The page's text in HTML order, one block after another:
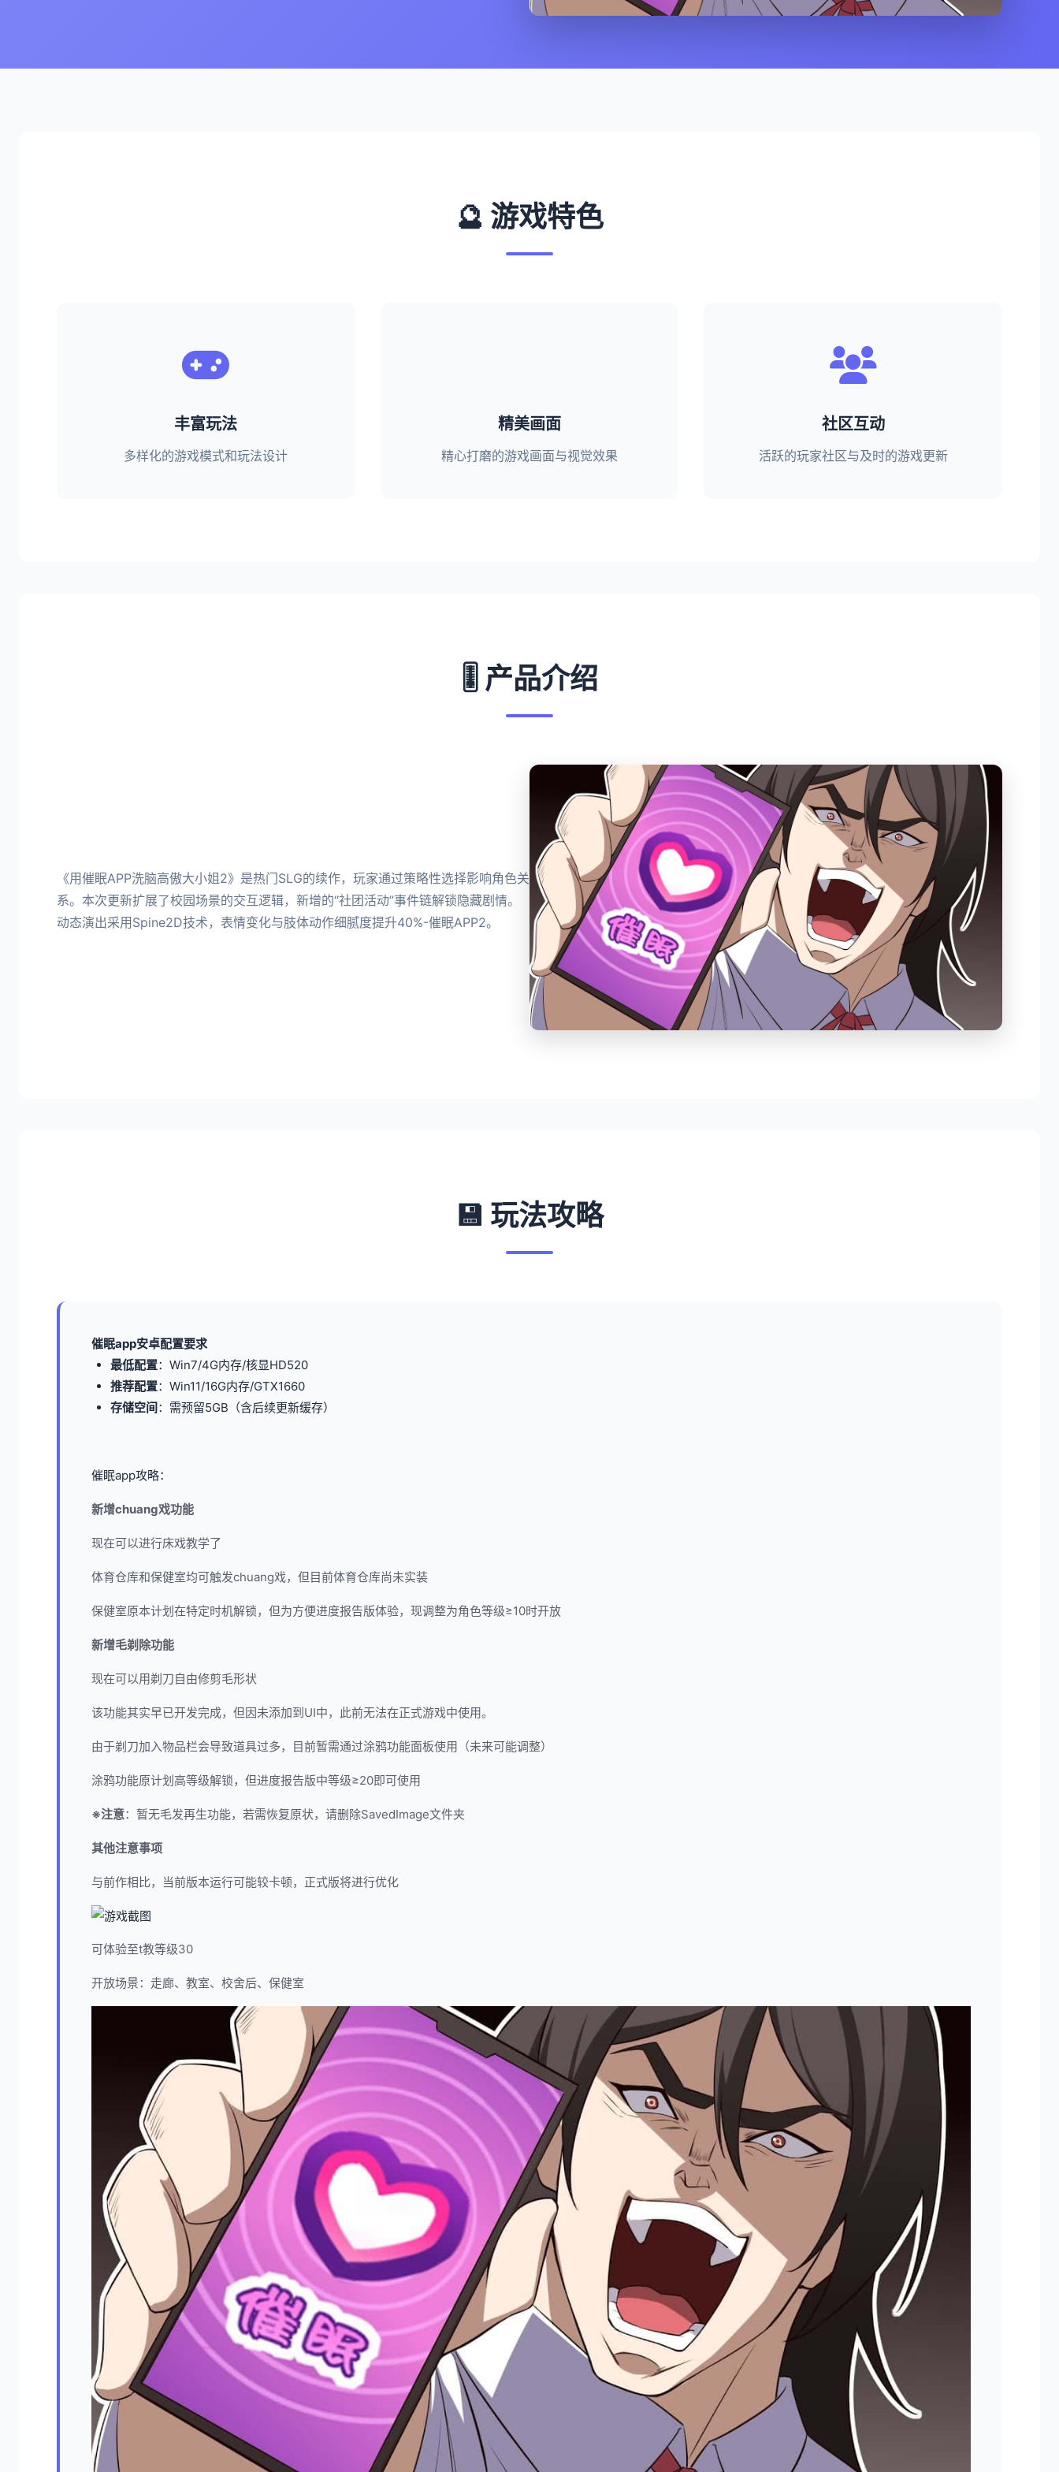
🔮 游戏特色
丰富玩法
多样化的游戏模式和玩法设计
精美画面
精心打磨的游戏画面与视觉效果
社区互动
活跃的玩家社区与及时的游戏更新
🎚️ 产品介绍
《用催眠APP洗脑高傲大小姐2》是热门SLG的续作，玩家通过策略性选择影响角色关
系。本次更新扩展了校园场景的交互逻辑，新增的“社团活动”事件链解锁隐藏剧情。
动态演出采用Spine2D技术，表情变化与肢体动作细腻度提升40%-催眠APP2。
💾 玩法攻略
催眠app安卓配置要求
​最低配置​​：Win7/4G内存/核显HD520
​推荐配置​​：Win11/16G内存/GTX1660
​存储空间​​：需预留5GB（含后续更新缓存）
催眠app攻略：
新增chuang戏功能
现在可以进行床戏教学了
体育仓库和保健室均可触发chuang戏，但目前体育仓库尚未实装
保健室原本计划在特定时机解锁，但为方便进度报告版体验，现调整为角色等级≥10时开放
新增毛剃除功能
现在可以用剃刀自由修剪毛形状
该功能其实早已开发完成，但因未添加到UI中，此前无法在正式游戏中使用。
由于剃刀加入物品栏会导致道具过多，目前暂需通过涂鸦功能面板使用（未来可能调整）
涂鸦功能原计划高等级解锁，但进度报告版中等级≥20即可使用
※注意：暂无毛发再生功能，若需恢复原状，请删除SavedImage文件夹
其他注意事项
与前作相比，当前版本运行可能较卡顿，正式版将进行优化
可体验至t教等级30
开放场景：走廊、教室、校舍后、保健室